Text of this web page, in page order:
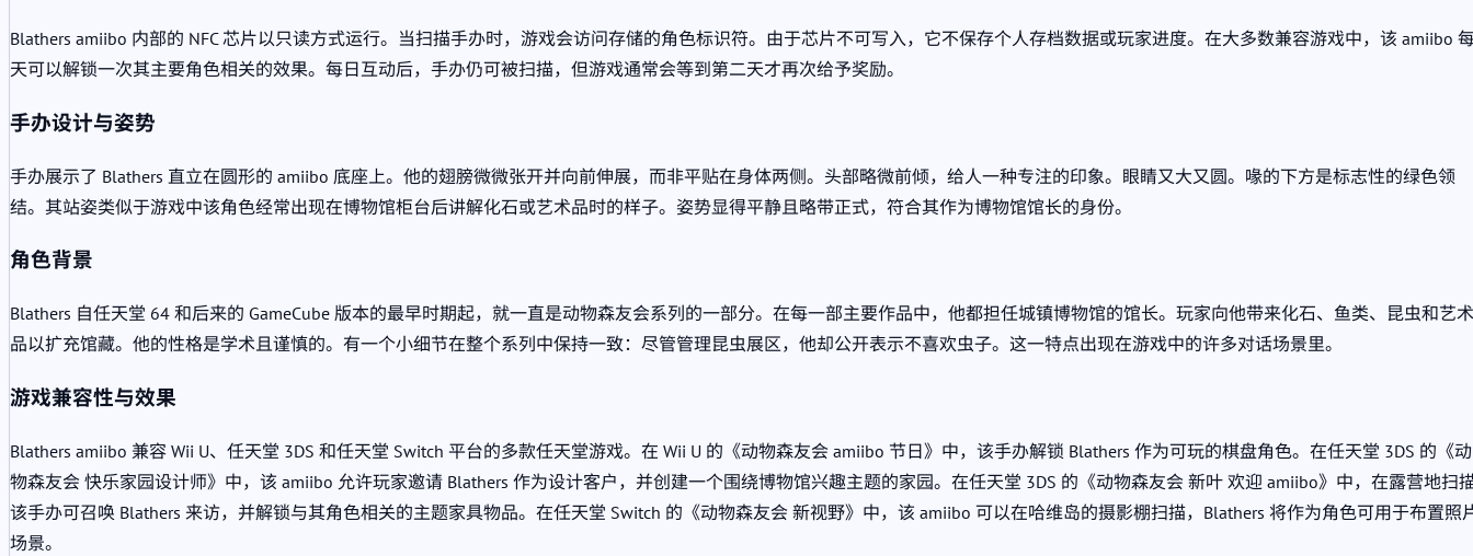
Blathers amiibo 内部的 NFC 芯片以只读方式运行。当扫描手办时，游戏会访问存储的角色标识符。由于芯片不可写入，它不保存个人存档数据或玩家进度。在大多数兼容游戏中，该 amiibo
天可以解锁一次其主要角色相关的效果。每日互动后，手办仍可被扫描，但游戏通常会等到第二天才再次给予奖励。
手办设计与姿势
手办展示了 Blathers 直立在圆形的 amiibo 底座上。他的翅膀微微张开并向前伸展，而非平贴在身体两侧。头部略微前倾，给人一种专注的印象。眼睛又大又圆。喙的下方是标志性的绿色领
结。其站姿类似于游戏中该角色经常出现在博物馆柜台后讲解化石或艺术品时的样子。姿势显得平静且略带正式，符合其作为博物馆馆长的身份。
角色背景
Blathers 自任天堂 64 和后来的 GameCube 版本的最早时期起，就一直是动物森友会系列的一部分。在每一部主要作品中，他都担任城镇博物馆的馆长。玩家向他带来化石、鱼类、昆虫和艺术
品以扩充馆藏。他的性格是学术且谨慎的。有一个小细节在整个系列中保持一致：尽管管理昆虫展区，他却公开表示不喜欢虫子。这一特点出现在游戏中的许多对话场景里。
游戏兼容性与效果
Blathers amiibo 兼容 Wii U、任天堂 3DS 和任天堂 Switch 平台的多款任天堂游戏。在 Wii U 的《动物森友会 amiibo 节日》中，该手办解锁 Blathers 作为可玩的棋盘角色。在任天堂 3DS 的《动
物森友会 快乐家园设计师》中，该 amiibo 允许玩家邀请 Blathers 作为设计客户，并创建一个围绕博物馆兴趣主题的家园。在任天堂 3DS 的《动物森友会 新叶 欢迎 amiibo》中，在露营地扫
该手办可召唤 Blathers 来访，并解锁与其角色相关的主题家具物品。在任天堂 Switch 的《动物森友会 新视野》中，该 amiibo 可以在哈维岛的摄影棚扫描，Blathers 将作为角色可用于布置照
场景。